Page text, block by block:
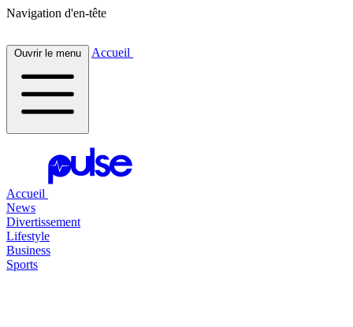
Navigation d'en-tête
Ouvrir le menu Accueil
Accueil
News
Divertissement
Lifestyle
Business
Sports